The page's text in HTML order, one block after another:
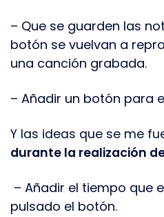
– Que se guarden las
botón se vuelvan a
una canción grabada.
– Añadir un botón para
Y las ideas que se me
durante la realización de
– Añadir el tiempo que
pulsado el botón.